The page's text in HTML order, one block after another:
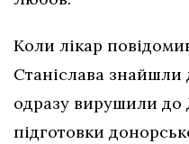
Коли лікар
Станіслава
одразу вирушили до
підготовки